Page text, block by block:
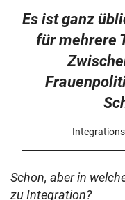
Es ist ganz
für mehrere
Schon, aber in
zu Integration?